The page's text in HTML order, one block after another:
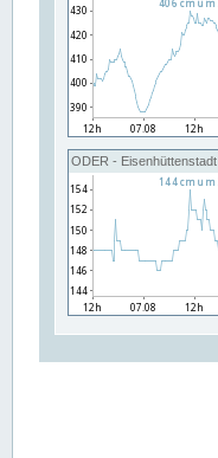
ODER - Eisenhüttenstadt